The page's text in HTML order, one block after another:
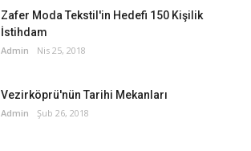
Zafer Moda Tekstil'in Hedefi 150 Kişilik
İstihdam
Admin Nis 25, 2018
Vezirköprü'nün Tarihi Mekanları
Admin Şub 26, 2018